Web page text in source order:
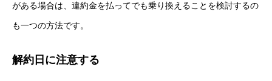
がある場合は、違約金を払ってでも乗り換えることを検討するの
も一つの方法です。
解約日に注意する